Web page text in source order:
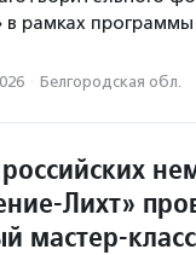
рамках
· Белгородская обл.
Лихт»
мастер-класс